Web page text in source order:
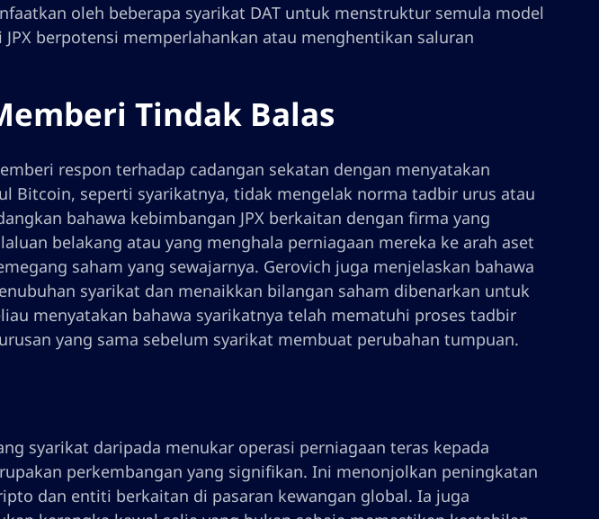
oleh beberapa syarikat DAT untuk menstruktur semula model
berpotensi memperlahankan atau menghentikan saluran
Tindak Balas
respon terhadap cadangan sekatan dengan menyatakan
Bitcoin, seperti syarikatnya, tidak mengelak norma tadbir urus atau
bahawa kebimbangan JPX berkaitan dengan firma yang
belakang atau yang menghala perniagaan mereka ke arah aset
saham yang sewajarnya. Gerovich juga menjelaskan bahawa
syarikat dan menaikkan bilangan saham dibenarkan untuk
menyatakan bahawa syarikatnya telah mematuhi proses tadbir
yang sama sebelum syarikat membuat perubahan tumpuan.
syarikat daripada menukar operasi perniagaan teras kepada
perkembangan yang signifikan. Ini menonjolkan peningkatan
dan entiti berkaitan di pasaran kewangan global. Ia juga